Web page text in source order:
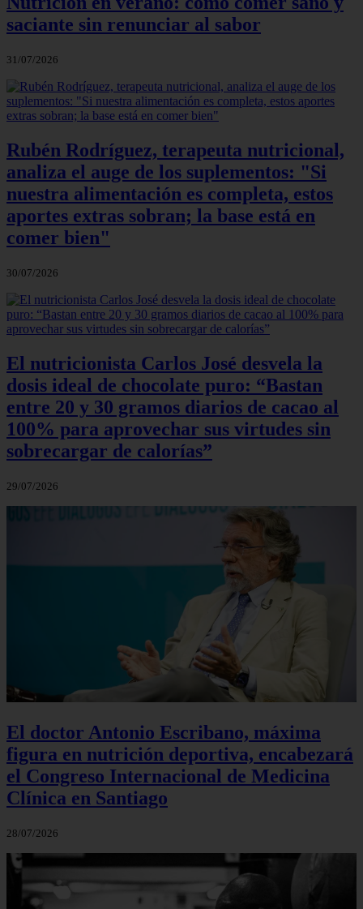
saciante sin renunciar al sabor
31/07/2026
Rubén Rodríguez, terapeuta nutricional,
analiza el auge de los suplementos: "Si
nuestra alimentación es completa, estos
aportes extras sobran; la base está en
comer bien"
30/07/2026
El nutricionista Carlos José desvela la
dosis ideal de chocolate puro: “Bastan
entre 20 y 30 gramos diarios de cacao al
100% para aprovechar sus virtudes sin
sobrecargar de calorías”
29/07/2026
El doctor Antonio Escribano, máxima
figura en nutrición deportiva, encabezará
el Congreso Internacional de Medicina
Clínica en Santiago
28/07/2026